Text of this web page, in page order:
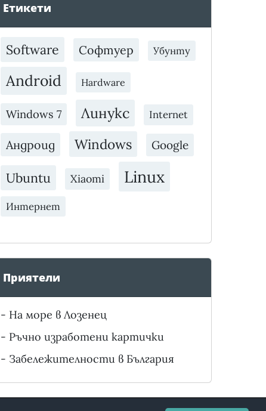
Етикети
Software Софтуер Убунту
Android Hardware
Windows 7 Линукс Internet
Андроид Windows Google
Ubuntu Xiaomi Linux
Интернет
Приятели
- На море в Лозенец
- Ръчно изработени картички
- Забележителности в България